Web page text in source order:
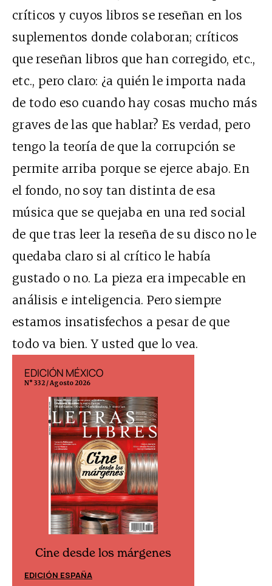
críticos y cuyos libros se reseñan en los
suplementos donde colaboran; críticos
que reseñan libros que han corregido, etc.,
etc., pero claro: ¿a quién le importa nada
de todo eso cuando hay cosas mucho más
graves de las que hablar? Es verdad, pero
tengo la teoría de que la corrupción se
permite arriba porque se ejerce abajo. En
el fondo, no soy tan distinta de esa
música que se quejaba en una red social
de que tras leer la reseña de su disco no le
quedaba claro si al crítico le había
gustado o no. La pieza era impecable en
análisis e inteligencia. Pero siempre
estamos insatisfechos a pesar de que
todo va bien. Y usted que lo vea.
EDICIÓN MÉXICO
N° 332 / Agosto 2026
Cine desde los márgenes
EDICIÓN ESPAÑA